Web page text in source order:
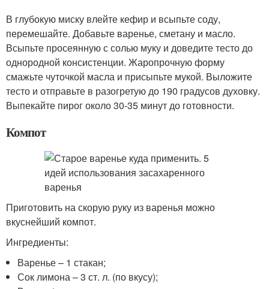
В глубокую миску влейте кефир и всыпьте соду,
перемешайте. Добавьте варенье, сметану и масло.
Всыпьте просеянную с солью муку и доведите тесто до
однородной консистенции. Жаропрочную форму
смажьте чуточкой масла и присыпьте мукой. Выложите
тесто и отправьте в разогретую до 190 градусов духовку.
Выпекайте пирог около 30-35 минут до готовности.
Компот
Приготовить на скорую руку из варенья можно
вкуснейший компот.
Ингредиенты:
Варенье – 1 стакан;
Сок лимона – 3 ст. л. (по вкусу);